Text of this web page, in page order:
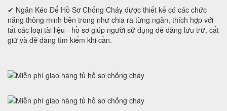
✔ Ngăn Kéo Để Hồ Sơ Chống Cháy được thiết kế có các chức
năng thông minh bên trong như chia ra từng ngăn, thích hợp với
tất các loại tài liệu - hồ sơ giúp người sử dụng dễ dàng lưu trữ, cất
giữ và dễ dàng tìm kiếm khi cần.